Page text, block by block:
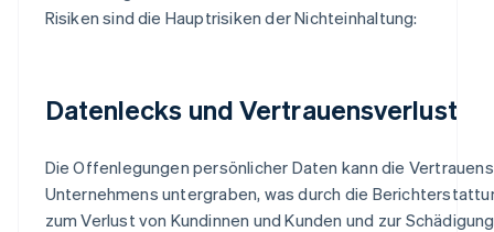
Risiken sind die Hauptrisiken der Nichteinhaltung:
Datenlecks und Vertrauensverlust
Die Offenlegungen persönlicher Daten kann die
Unternehmens untergraben, was durch die
zum Verlust von Kundinnen und Kunden und zur